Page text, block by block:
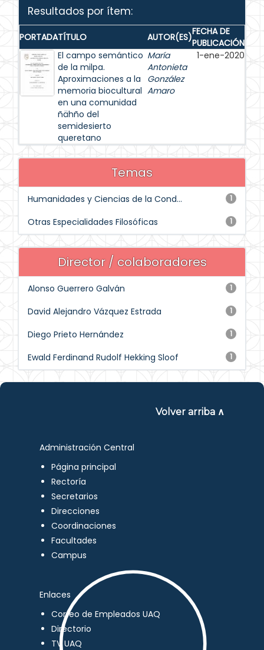
Resultados por ítem:
PORTADATÍTULO AUTOR(ES)FECHA DE
PUBLICACIÓN
El campo semántico
de la milpa.
Aproximaciones a la
memoria biocultural
en una comunidad
ñähño del
semidesierto
queretano
María
Antonieta
González
Amaro
1-ene-2020
Temas
1
Humanidades y Ciencias de la Cond...
1
Otras Especialidades Filosóficas
Director / colaboradores
1
Alonso Guerrero Galván
1
David Alejandro Vázquez Estrada
1
Diego Prieto Hernández
1
Ewald Ferdinand Rudolf Hekking Sloof
Volver arriba ∧
Administración Central
Página principal
Rectoría
Secretarios
Direcciones
Coordinaciones
Facultades
Campus
Enlaces
Correo de Empleados UAQ
Directorio
TV UAQ